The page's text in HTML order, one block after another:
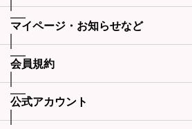
マイページ・お知らせなど
会員規約
公式アカウント